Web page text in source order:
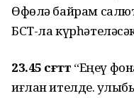
Өфөлә байрам
БСТ-ла
23.45 сәғәттә “Еңеү
иғлан ителде.